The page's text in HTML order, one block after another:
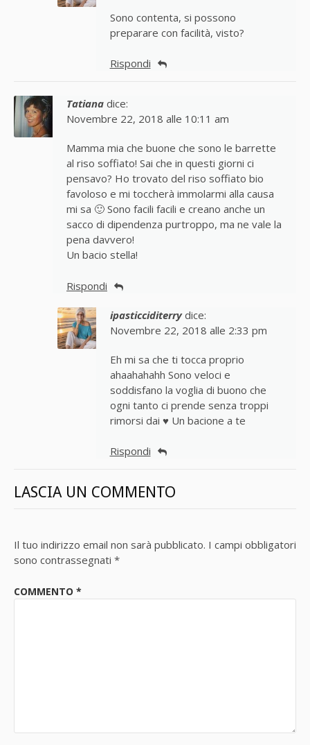
Sono contenta, si possono
preparare con facilità, visto?
Rispondi
Tatiana dice:
Novembre 22, 2018 alle 10:11 am
Mamma mia che buone che sono le barrette
al riso soffiato! Sai che in questi giorni ci
pensavo? Ho trovato del riso soffiato bio
favoloso e mi toccherà immolarmi alla causa
mi sa 🙂 Sono facili facili e creano anche un
sacco di dipendenza purtroppo, ma ne vale la
pena davvero!
Un bacio stella!
Rispondi
ipasticciditerry dice:
Novembre 22, 2018 alle 2:33 pm
Eh mi sa che ti tocca proprio
ahaahahahh Sono veloci e
soddisfano la voglia di buono che
ogni tanto ci prende senza troppi
rimorsi dai ♥ Un bacione a te
Rispondi
LASCIA UN COMMENTO
Il tuo indirizzo email non sarà pubblicato. I campi obbligatori
sono contrassegnati *
COMMENTO *